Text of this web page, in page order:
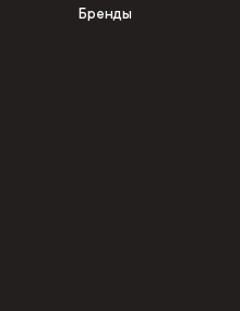
Бренды